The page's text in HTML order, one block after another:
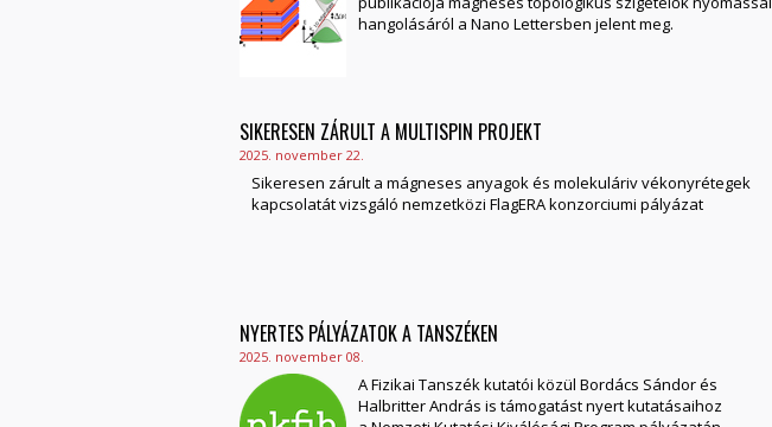
hangolásáról a Nano Lettersben jelent meg.
SIKERESEN ZÁRULT A MULTISPIN PROJEKT
2025. november 22.
Sikeresen zárult a mágneses anyagok és molekuláriv vékonyrétegek
kapcsolatát vizsgáló nemzetközi FlagERA konzorciumi pályázat
NYERTES PÁLYÁZATOK A TANSZÉKEN
2025. november 08.
A Fizikai Tanszék kutatói közül Bordács Sándor és
Halbritter András is támogatást nyert kutatásaihoz